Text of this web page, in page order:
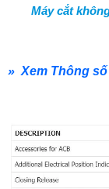
Máy cắt
» Xem Thông